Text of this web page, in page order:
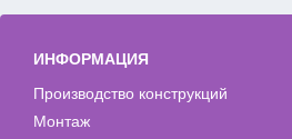
ИНФОРМАЦИЯ
Производство конструкций
Монтаж